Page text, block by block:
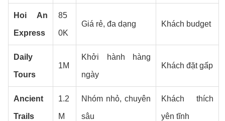
Hoi An
Express
85
0K
Giá rẻ, đa dạng Khách budget
Daily
Tours
1M
Khởi hành hàng
ngày
Khách đặt gấp
Ancient
Trails
1.2
M
Nhóm nhỏ, chuyên
sâu
Khách thích
yên tĩnh